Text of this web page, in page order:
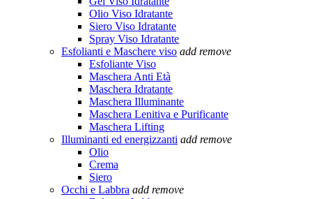
Olio Viso Idratante
Siero Viso Idratante
Spray Viso Idratante
Esfolianti e Maschere viso add remove
Esfoliante Viso
Maschera Anti Età
Maschera Idratante
Maschera Illuminante
Maschera Lenitiva e Purificante
Maschera Lifting
Illuminanti ed energizzanti add remove
Olio
Crema
Siero
Occhi e Labbra add remove